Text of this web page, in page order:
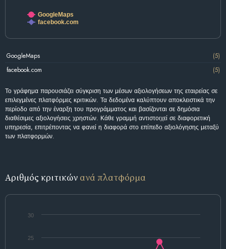
GoogleMaps
facebook.com
GoogleMaps
(5)
facebook.com
(5)
Το γράφημα παρουσιάζει σύγκριση των μέσων αξιολογήσεων της εταιρείας σε
επιλεγμένες πλατφόρμες κριτικών. Τα δεδομένα καλύπτουν αποκλειστικά την
περίοδο από την έναρξη του προγράμματος και βασίζονται σε δημόσια
διαθέσιμες αξιολογήσεις χρηστών. Κάθε γραμμή αντιστοιχεί σε διαφορετική
υπηρεσία, επιτρέποντας να φανεί η διαφορά στο επίπεδο αξιολόγησης μεταξύ
των πλατφορμών.
Αριθμός κριτικών ανά πλατφόρμα
25
30